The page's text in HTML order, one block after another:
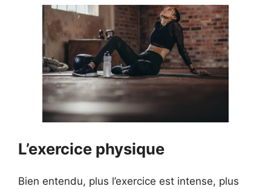
L’exercice physique
Bien entendu, plus l’exercice est intense, plus